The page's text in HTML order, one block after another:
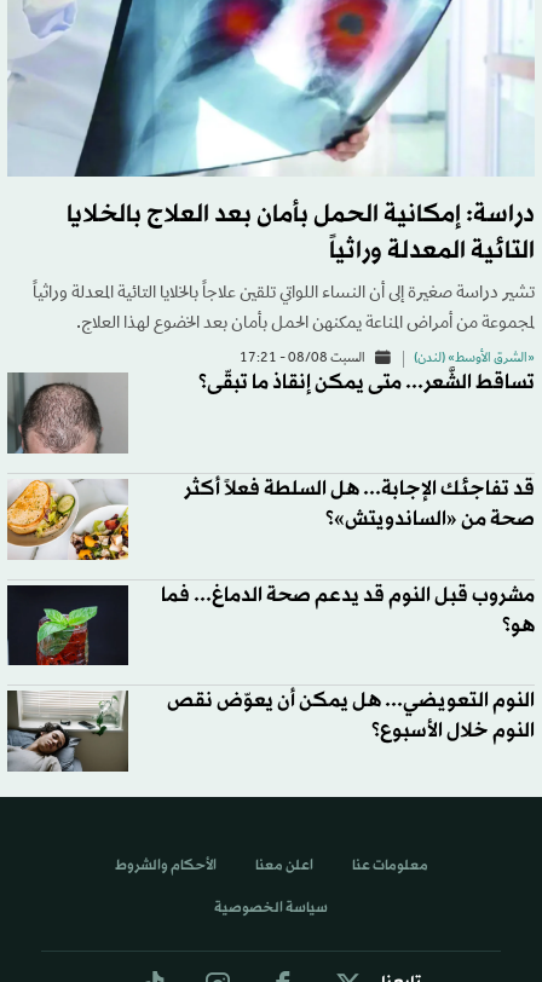
دراسة: إمكانية الحمل بأمان بعد العلاج بالخلايا
التائية المعدلة وراثياً
تشير دراسة ‌صغيرة إلى أن النساء اللواتي تلقين علاجاً بالخلايا التائية المعدلة وراثياً
لمجموعة من أمراض المناعة ​يمكنهن الحمل بأمان بعد الخضوع لهذا العلاج.
«الشرق الأوسط» (لندن) السبت 08/08 - 17:21
تساقط الشَّعر... متى يمكن إنقاذ ما تبقّى؟
قد تفاجئك الإجابة... هل السلطة فعلاً أكثر
صحة من «الساندويتش»؟
مشروب قبل النوم قد يدعم صحة الدماغ... فما
هو؟
النوم التعويضي... هل يمكن أن يعوّض نقص
النوم خلال الأسبوع؟
معلومات عنا اعلن معنا الأحكام والشروط
سياسة الخصوصية